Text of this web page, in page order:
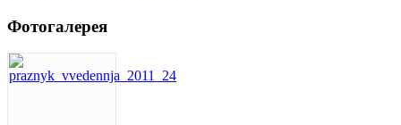
Фотогалерея